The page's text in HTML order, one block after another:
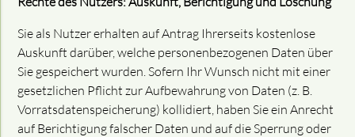
Sie als Nutzer erhalten auf Antrag Ihrerseits kostenlose
Auskunft darüber, welche personenbezogenen Daten über
Sie gespeichert wurden. Sofern Ihr Wunsch nicht mit einer
gesetzlichen Pflicht zur Aufbewahrung von Daten (z. B.
Vorratsdatenspeicherung) kollidiert, haben Sie ein Anrecht
auf Berichtigung falscher Daten und auf die Sperrung oder